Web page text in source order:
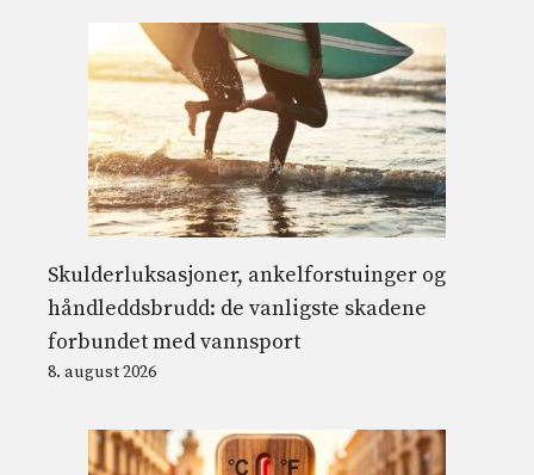
Skulderluksasjoner, ankelforstuinger og
håndleddsbrudd: de vanligste skadene
forbundet med vannsport
8. august 2026